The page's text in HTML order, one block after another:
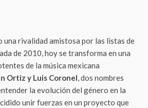
una rivalidad amistosa por las listas de
de 2010, hoy se transforma en una
de la música mexicana
Ortiz y Luis Coronel, dos nombres
la evolución del género en la
unir fuerzas en un proyecto que